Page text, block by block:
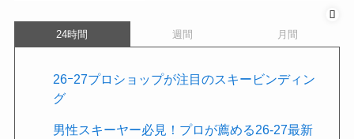
24時間 週間 月間
26ｰ27プロショップが注目のスキービンディン
グ
男性スキーヤー必見！プロが薦める26-27最新